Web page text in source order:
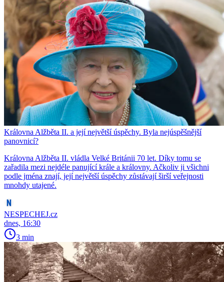
Královna Alžběta II. a její největší úspěchy. Byla nejúspěšnější
panovnicí?
Královna Alžběta II. vládla Velké Británii 70 let. Díky tomu se
zařadila mezi nejdéle panující krále a královny. Ačkoliv ji všichni
podle jména znají, její největší úspěchy zůstávají širší veřejnosti
mnohdy utajené.
NESPECHEJ.cz
dnes, 16:30
3 min